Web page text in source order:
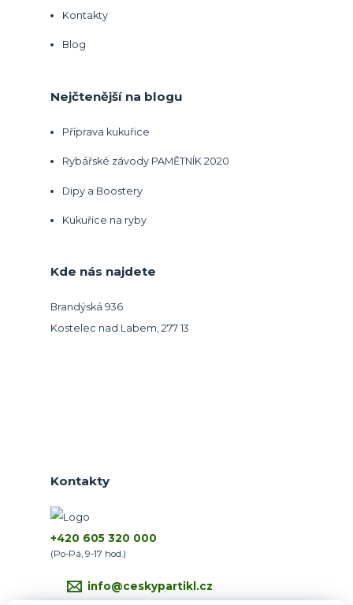
Kontakty
Blog
Nejčtenější na blogu
Příprava kukuřice
Rybářské závody PAMĚTNÍK 2020
Dipy a Boostery
Kukuřice na ryby
Kde nás najdete
Brandýská 936
Kostelec nad Labem, 277 13
Kontakty
+420 605 320 000
(Po-Pá, 9-17 hod.)
info@ceskypartikl.cz